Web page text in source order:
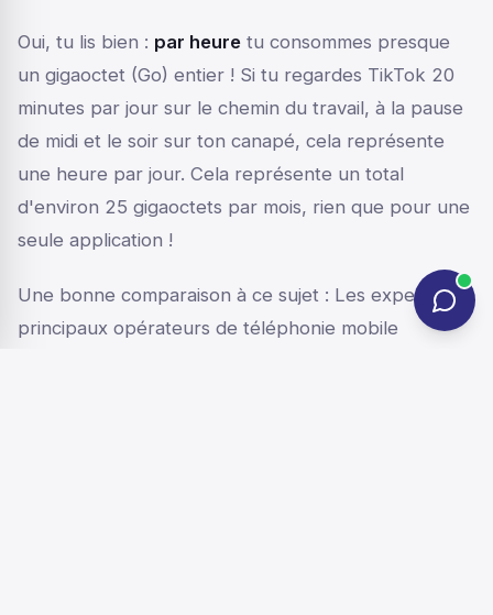
Oui, tu lis bien : par heure tu consommes presque
un gigaoctet (Go) entier ! Si tu regardes TikTok 20
minutes par jour sur le chemin du travail, à la pause
de midi et le soir sur ton canapé, cela représente
une heure par jour. Cela représente un total
d'environ 25 gigaoctets par mois, rien que pour une
seule application !
Une bonne comparaison à ce sujet : Les experts des
principaux opérateurs de téléphonie mobile